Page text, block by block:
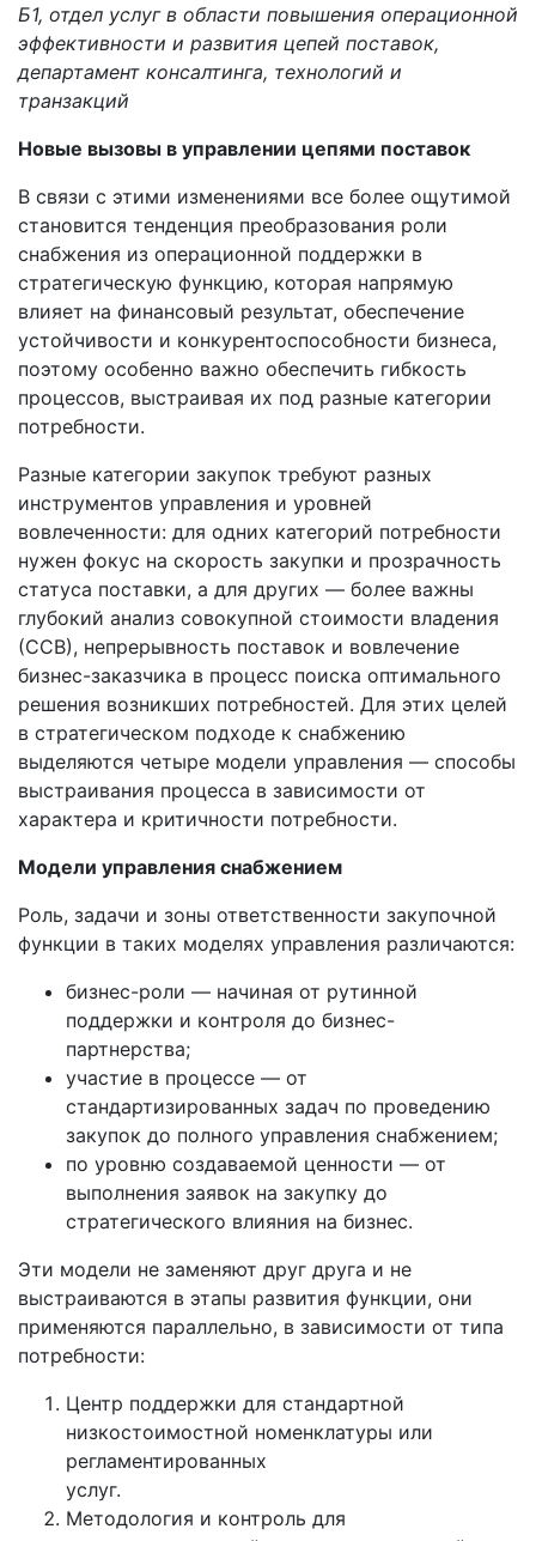
Б1, отдел услуг в области повышения операционной
эффективности и развития цепей поставок,
департамент консалтинга, технологий и
транзакций
Новые вызовы в управлении цепями поставок
В связи с этими изменениями все более ощутимой
становится тенденция преобразования роли
снабжения из операционной поддержки в
стратегическую функцию, которая напрямую
влияет на финансовый результат, обеспечение
устойчивости и конкурентоспособности бизнеса,
поэтому особенно важно обеспечить гибкость
процессов, выстраивая их под разные категории
потребности.
Разные категории закупок требуют разных
инструментов управления и уровней
вовлеченности: для одних категорий потребности
нужен фокус на скорость закупки и прозрачность
статуса поставки, а для других — более важны
глубокий анализ совокупной стоимости владения
(ССВ), непрерывность поставок и вовлечение
бизнес-заказчика в процесс поиска оптимального
решения возникших потребностей. Для этих целей
в стратегическом подходе к снабжению
выделяются четыре модели управления — способы
выстраивания процесса в зависимости от
характера и критичности потребности.
Модели управления снабжением
Роль, задачи и зоны ответственности закупочной
функции в таких моделях управления различаются:
бизнес-роли — начиная от рутинной
поддержки и контроля до бизнес-
партнерства;
участие в процессе — от
стандартизированных задач по проведению
закупок до полного управления снабжением;
по уровню создаваемой ценности — от
выполнения заявок на закупку до
стратегического влияния на бизнес.
Эти модели не заменяют друг друга и не
выстраиваются в этапы развития функции, они
применяются параллельно, в зависимости от типа
потребности:
Центр поддержки для стандартной
низкостоимостной номенклатуры или
регламентированных
услуг.
Методология и контроль для